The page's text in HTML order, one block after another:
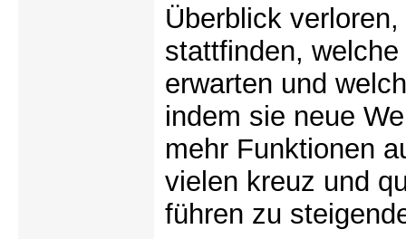
Überblick
stattfinden,
erwarten und
indem sie neue
mehr Funktionen
vielen kreuz und
führen zu